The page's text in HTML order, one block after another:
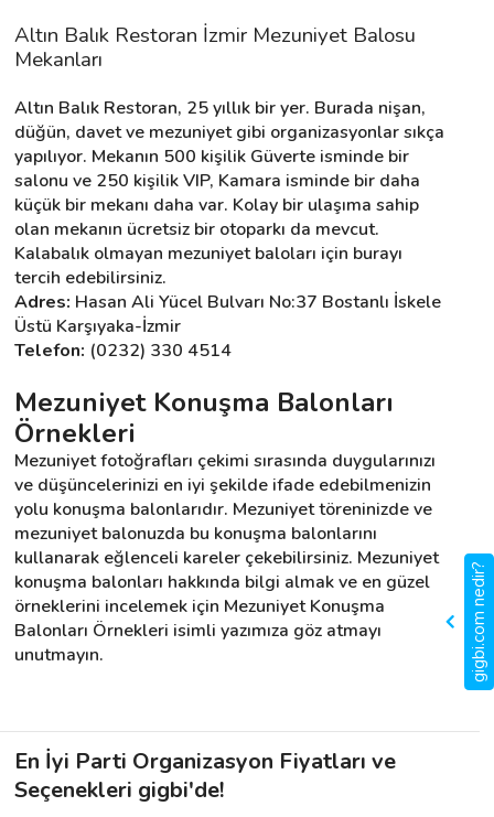
Altın Balık Restoran İzmir Mezuniyet Balosu
Mekanları
Altın Balık Restoran, 25 yıllık bir yer. Burada nişan,
düğün, davet ve mezuniyet gibi organizasyonlar sıkça
yapılıyor. Mekanın 500 kişilik Güverte isminde bir
salonu ve 250 kişilik VIP, Kamara isminde bir daha
küçük bir mekanı daha var. Kolay bir ulaşıma sahip
olan mekanın ücretsiz bir otoparkı da mevcut.
Kalabalık olmayan mezuniyet baloları için burayı
tercih edebilirsiniz.
Adres: Hasan Ali Yücel Bulvarı No:37 Bostanlı İskele
Üstü Karşıyaka-İzmir
Telefon: (0232) 330 4514
Mezuniyet Konuşma Balonları
Örnekleri
Mezuniyet fotoğrafları çekimi sırasında duygularınızı
ve düşüncelerinizi en iyi şekilde ifade edebilmenizin
yolu konuşma balonlarıdır. Mezuniyet töreninizde ve
mezuniyet balonuzda bu konuşma balonlarını
kullanarak eğlenceli kareler çekebilirsiniz. Mezuniyet
konuşma balonları hakkında bilgi almak ve en güzel
örneklerini incelemek için Mezuniyet Konuşma
Balonları Örnekleri isimli yazımıza göz atmayı
unutmayın.
En İyi Parti Organizasyon Fiyatları ve
Seçenekleri gigbi'de!
gigbi.com nedir?